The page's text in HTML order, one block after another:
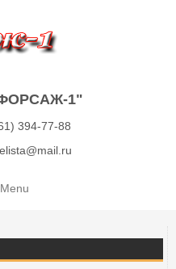
1"
394-77-88
Menu